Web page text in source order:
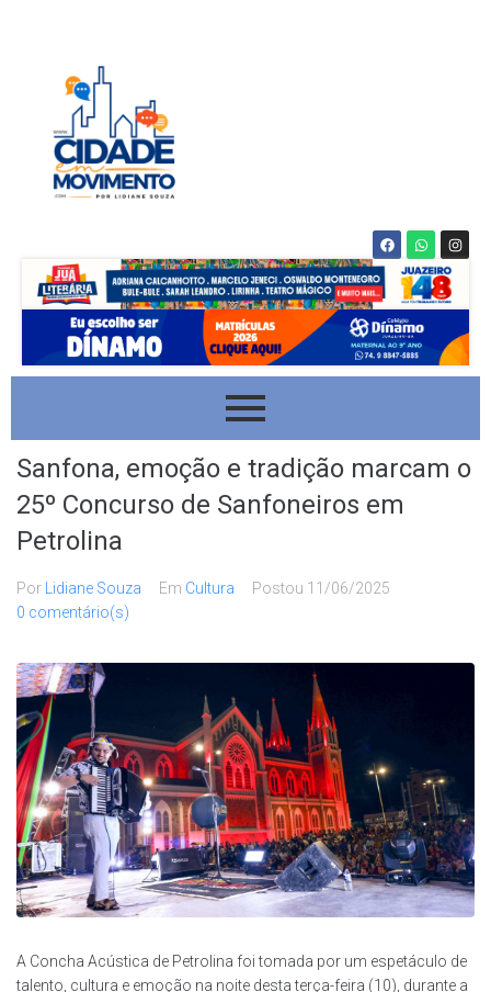
Sanfona, emoção e tradição marcam o
25º Concurso de Sanfoneiros em
Petrolina
Por Lidiane Souza Em Cultura Postou 11/06/2025
0 comentário(s)
A Concha Acústica de Petrolina foi tomada por um espetáculo de
talento, cultura e emoção na noite desta terça-feira (10), durante a